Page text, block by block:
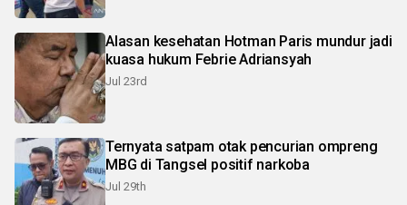
Alasan kesehatan Hotman Paris mundur jadi
kuasa hukum Febrie Adriansyah
Jul 23rd
Ternyata satpam otak pencurian ompreng
MBG di Tangsel positif narkoba
Jul 29th